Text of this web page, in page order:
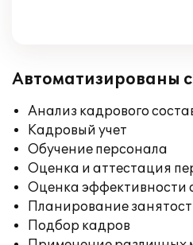
Автоматизированы
Анализ кадрового
Кадровый учет
Обучение персонала
Оценка и аттестация
Оценка эффективности
Планирование
Подбор кадров